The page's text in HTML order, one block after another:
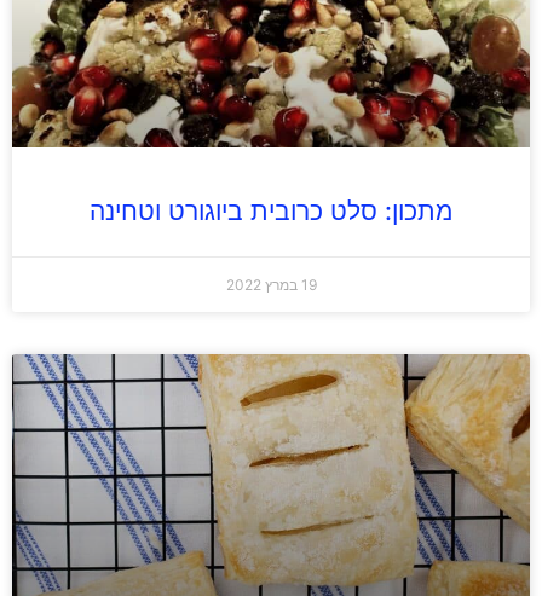
מתכון: סלט כרובית ביוגורט וטחינה
19 במרץ 2022